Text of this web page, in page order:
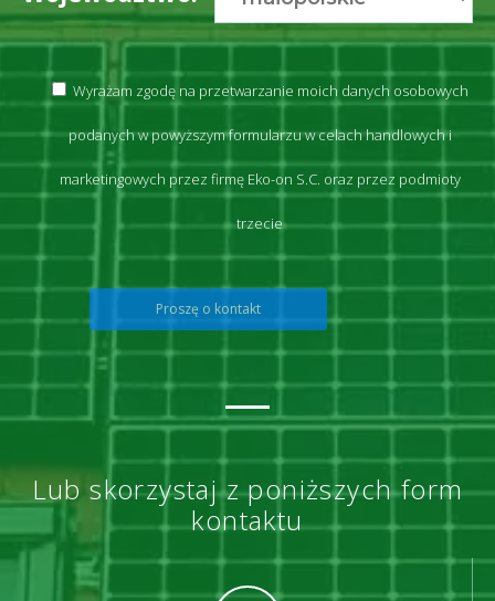
Wyrażam zgodę na przetwarzanie moich danych osobowych
podanych w powyższym formularzu w celach handlowych i
marketingowych przez firmę Eko-on S.C. oraz przez podmioty
trzecie
Lub skorzystaj z poniższych form
kontaktu